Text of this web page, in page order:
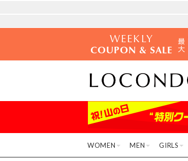
WEEKLY
COUPON & SALE
WOMEN MEN GIRLS